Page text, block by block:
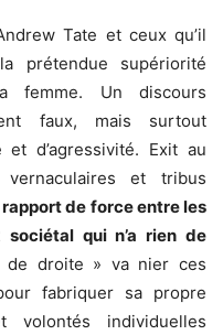
Tate et ceux qu’il
prétendue supériorité
femme. Un discours
faux, mais surtout
d’agressivité. Exit au
et tribus
rapport de force entre les
qui n’a rien de
de droite » va nier ces
fabriquer sa propre
individuelles